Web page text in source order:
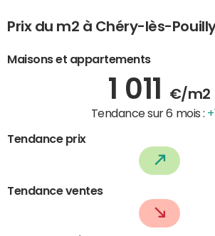
Prix du m2 à Chéry-lès-
Maisons et appartements
1 011 €/m2
Tendance sur 6 mois :
Tendance prix
Tendance ventes